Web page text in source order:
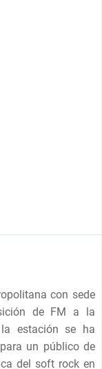
con sede
de FM a la
estación se ha
un público de
del soft rock en